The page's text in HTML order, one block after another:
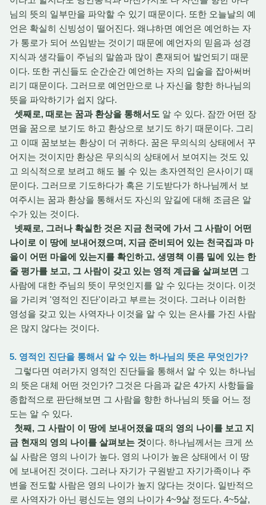
님의 뜻의 일부만을 파악할 수 있기 때문이다. 또한 오늘날의 예
언은 확실히 신빙성이 떨어진다. 왜냐하면 예언은 예언하는 자
가 통로가 되어 쓰임받는 것이기 때문에 예언자의 믿음과 성경
지식과 생각들이 주님의 말씀과 많이 혼재되어 발언되기 때문
이다. 또한 귀신들도 순간순간 예언하는 자의 입술을 잡아써버
리기 때문이다. 그러므로 예언만으로 나 자신을 향한 하나님의
뜻을 파악하기가 쉽지 않다.
셋째로, 때로는 꿈과 환상을 통해서도 알 수 있다. 잠깐 어떤 장
면을 꿈으로 보기도 하고 환상으로 보기도 하기 때문이다. 그리
고 이때 꿈보보는 환상이 더 귀하다. 꿈은 무의식의 상태에서 꾸
어지는 것이지만 환상은 무의식의 상태에서 보여지는 것도 있
고 의식적으로 보려고 해도 볼 수 있는 초자연적인 은사이기 때
문이다. 그러므로 기도하다가 혹은 기도받다가 하나님께서 보
여주시는 꿈과 환상을 통해서도 자신의 앞길에 대해 조금은 알
수가 있는 것이다.
넷째로, 그러나 확실한 것은 지금 천국에 가서 그 사람이 어떤
나이로 이 땅에 보내어졌으며, 지금 준비되어 있는 천국집과 마
을이 어떤 마을에 있는지를 확인하고, 생명책 이름 밑에 있는 한
줄 평가를 보고, 그 사람이 갖고 있는 영적 계급을 살펴보면 그
사람에 대한 주님의 뜻이 무엇인지를 알 수 있다는 것이다. 이것
을 가리켜 '영적인 진단'이라고 부르는 것이다. 그러나 이러한
영성을 갖고 있는 사역자나 이것을 알 수 있는 은사를 가진 사람
은 많지 않다는 것이다.
5. 영적인 진단을 통해서 알 수 있는 하나님의 뜻은 무엇인가?
그렇다면 여러가지 영적인 진단들을 통해서 알 수 있는 하나님
의 뜻은 대체 어떤 것인가? 그것은 다음과 같은 4가지 사항들을
종합적으로 판단해보면 그 사람을 향한 하나님의 뜻을 어느 정
도는 알 수 있다.
첫째, 그 사람이 이 땅에 보내어졌을 때의 영의 나이를 보고 지
금 현재의 영의 나이를 살펴보는 것이다. 하나님께서는 크게 쓰
실 사람은 영의 나이가 높다. 영의 나이가 높은 상태에서 이 땅
에 보내어진 것이다. 그러나 자기가 구원받고 자기가족이나 주
변을 전도할 사람은 영의 나이가 높지 않다는 것이다. 일반적으
로 사역자가 아닌 평신도는 영의 나이가 4~9살 정도다. 4~5살,